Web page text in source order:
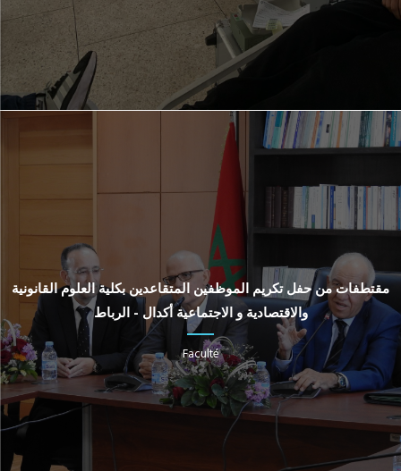
مقتطفات من حفل تكريم الموظفين المتقاعدين بكلية العلوم القانونية
والاقتصادية و الاجتماعية أكدال - الرباط
Faculté